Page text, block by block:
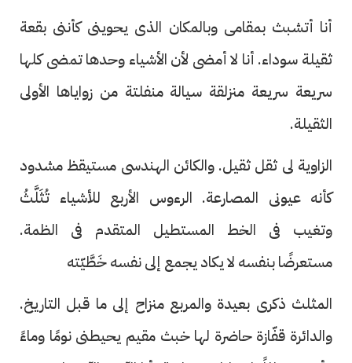
أنا أتشبث بمقامى وبالمكان الذى يحوينى كأننى بقعة
ثقيلة سوداء. أنا لا أمضى لأن الأشياء وحدها تمضى كلها
سريعة سريعة منزلقة سيالة منفلتة من زواياها الأولى
الثقيلة.
الزاوية لى ثقل ثقيل. والكائن الهندسى مستيقظ مشدود
كأنه عيونى المصارعة. الرءوس الأربع للأشياء تُثَلَّثُ
وتغيب فى الخط المستطيل المتقدم فى الظمة.
مستعرضًا بنفسه لا يكاد يجمع إلى نفسه خَطَّيّته
المثلث ذكرى بعيدة والمربع منزاح إلى ما قبل التاريخ.
والدائرة قفّازة حاضرة لها خبث مقيم يحيطنى نومًا وماءً